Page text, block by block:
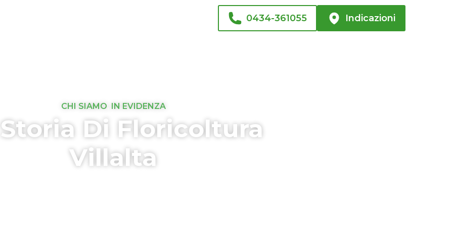
0434-361055 Indicazioni
CHI SIAMO IN EVIDENZA
Di Floricoltura
Villalta